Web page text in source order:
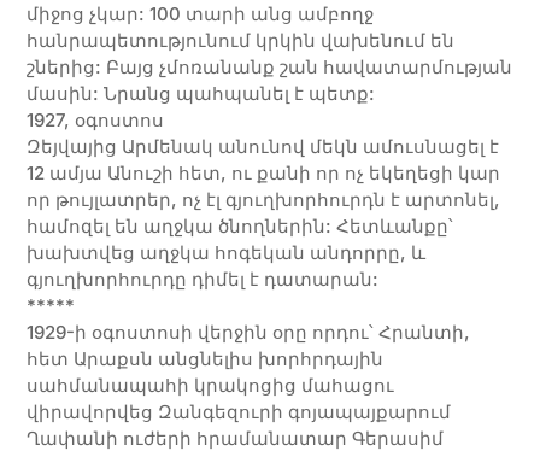
միջոց չկար: 100 տարի անց ամբողջ
հանրապետությունում կրկին վախենում են
շներից: Բայց չմոռանանք շան հավատարմության
մասին: Նրանց պահպանել է պետք:
1927, օգոստոս
Զեյվայից Արմենակ անունով մեկն ամուսնացել է
12 ամյա Անուշի հետ, ու քանի որ ոչ եկեղեցի կար
որ թույլատրեր, ոչ էլ գյուղխորհուրդն է արտոնել,
համոզել են աղջկա ծնողներին: Հետևանքը՝
խախտվեց աղջկա հոգեկան անդորրը, և
գյուղխորհուրդը դիմել է դատարան:
*****
1929-ի օգոստոսի վերջին օրը որդու՝ Հրանտի,
հետ Արաքսն անցնելիս խորհրդային
սահմանապահի կրակոցից մահացու
վիրավորվեց Զանգեզուրի գոյապայքարում
Ղափանի ուժերի հրամանատար Գերասիմ